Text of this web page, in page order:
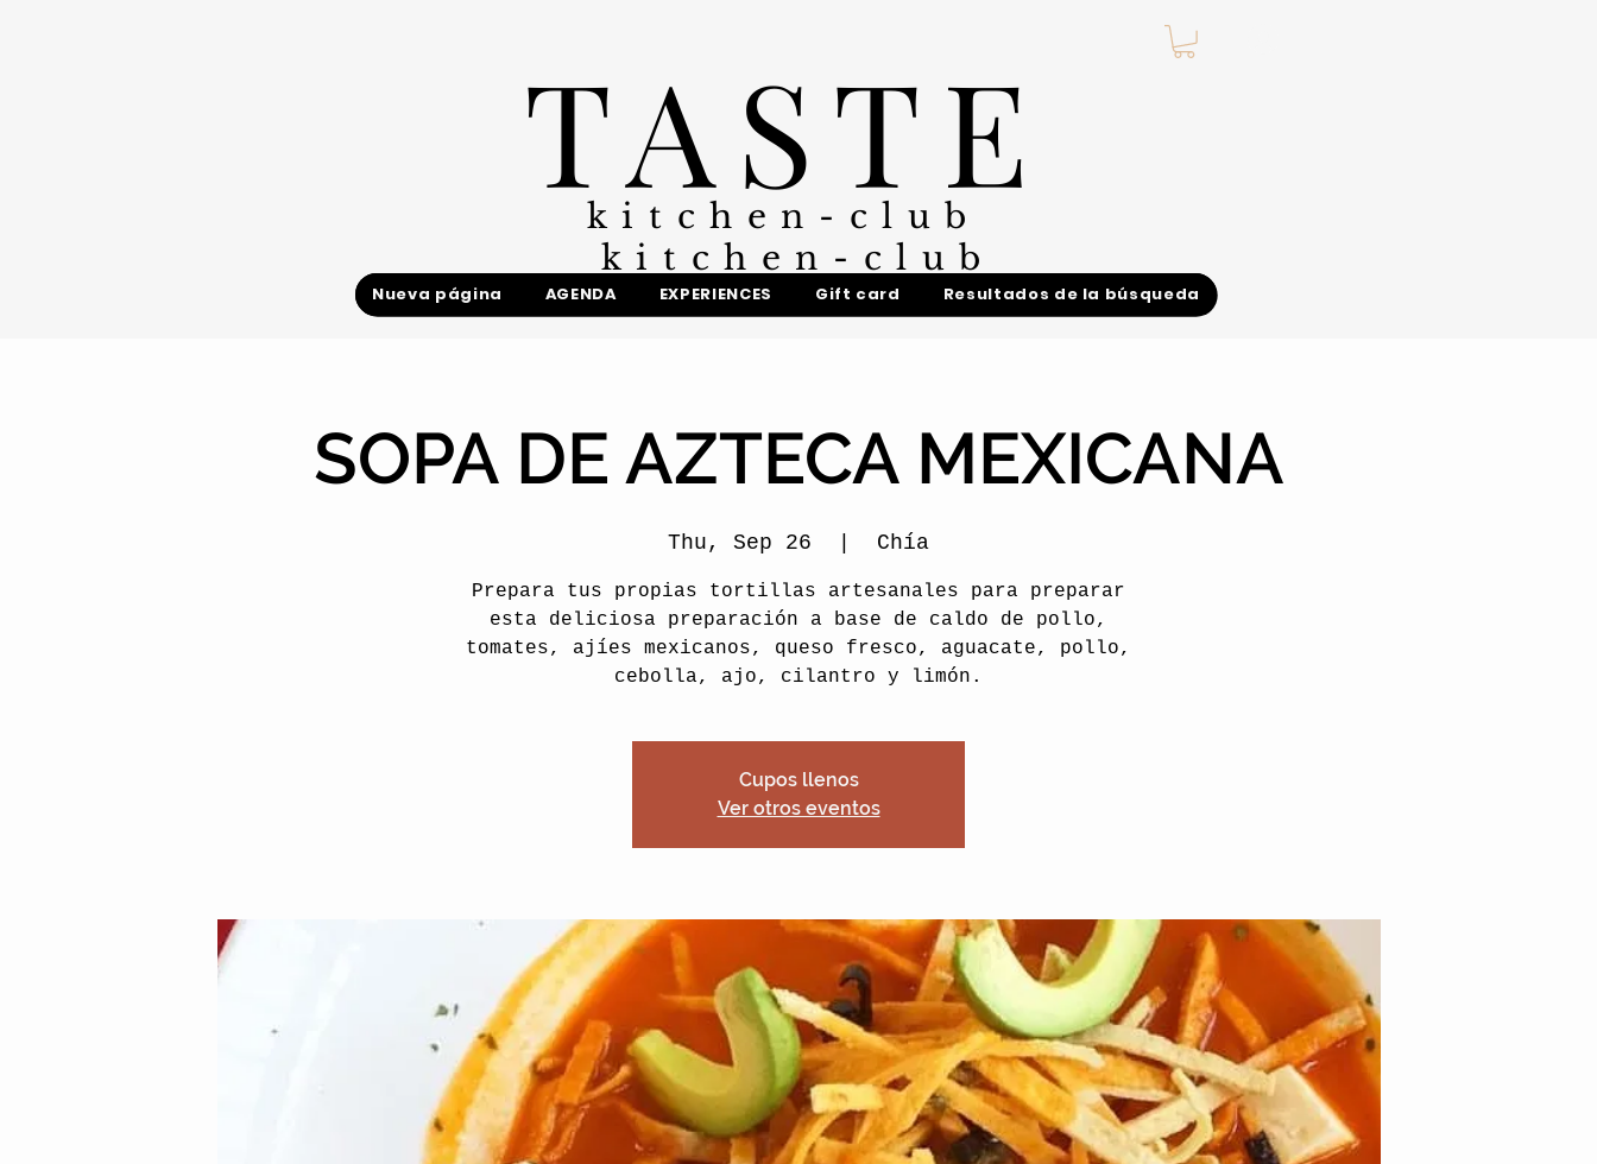
TASTE
kitchen-club
kitchen-club
Nueva página AGENDA EXPERIENCES Gift card Resultados de la búsqueda
SOPA DE AZTECA MEXICANA
Thu, Sep 26 Chía
Prepara tus propias tortillas artesanales para preparar
esta deliciosa preparación a base de caldo de pollo,
tomates, ajíes mexicanos, queso fresco, aguacate, pollo,
cebolla, ajo, cilantro y limón.
Cupos llenos
Ver otros eventos